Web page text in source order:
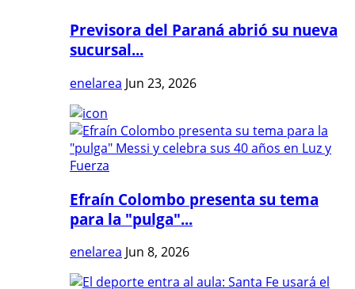
Previsora del Paraná abrió su nueva
sucursal...
enelarea Jun 23, 2026
Efraín Colombo presenta su tema
para la "pulga"...
enelarea Jun 8, 2026